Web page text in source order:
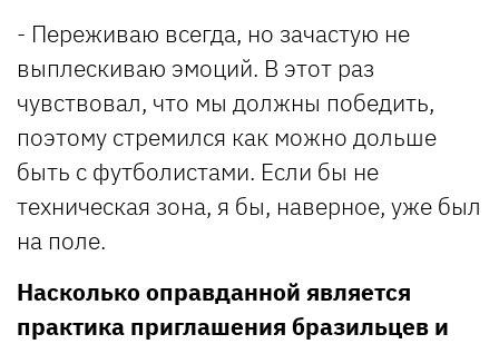
- Переживаю всегда, но зачастую не
выплескиваю эмоций. В этот раз
чувствовал, что мы должны победить,
поэтому стремился как можно дольше
быть с футболистами. Если бы не
техническая зона, я бы, наверное, уже был
на поле.
Насколько оправданной является
практика приглашения бразильцев и